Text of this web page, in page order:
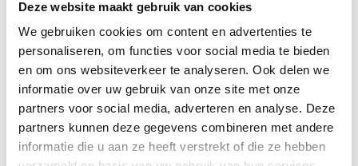
Deze website maakt gebruik van cookies
We gebruiken cookies om content en advertenties te
personaliseren, om functies voor social media te bieden
en om ons websiteverkeer te analyseren. Ook delen we
informatie over uw gebruik van onze site met onze
partners voor social media, adverteren en analyse. Deze
partners kunnen deze gegevens combineren met andere
informatie die u aan ze heeft verstrekt of die ze hebben